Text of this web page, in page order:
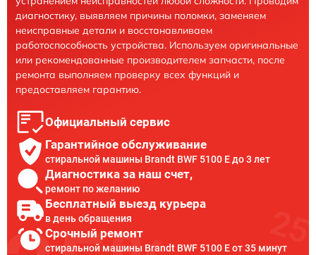
диагностику, выявляем причины поломки, заменяем
неисправные детали и восстанавливаем
работоспособность устройства. Используем оригинальные
или рекомендованные производителем запчасти, после
ремонта выполняем проверку всех функций и
предоставляем гарантию.
Официальный сервис
Гарантийное обслуживание
стиральной машины Brandt BWF 5100 E до 3 лет
Диагностика за наш счет,
ремонт по желанию
Бесплатный выезд курьера
в день обращения
Срочный ремонт
стиральной машины Brandt BWF 5100 E от 35 минут